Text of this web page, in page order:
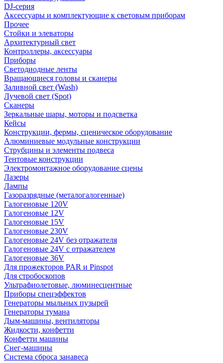
DJ-серия
Аксессуары и комплектующие к световым приборам
Прочее
Стойки и элеваторы
Архитектурный свет
Контроллеры, аксессуары
Приборы
Светодиодные ленты
Вращающиеся головы и сканеры
Заливной свет (Wash)
Лучевой свет (Spot)
Сканеры
Зеркальные шары, моторы и подсветка
Кейсы
Конструкции, фермы, сценическое оборудование
Алюминиевые модульные конструкции
Струбцины и элементы подвеса
Тентовые конструкции
Электромонтажное оборудование сцены
Лазеры
Лампы
Газоразрядные (металогалогенные)
Галогеновые 120V
Галогеновые 12V
Галогеновые 15V
Галогеновые 230V
Галогеновые 24V без отражателя
Галогеновые 24V с отражателем
Галогеновые 36V
Для прожекторов PAR и Pinspot
Для стробоскопов
Ультрафиолетовые, люминесцентные
Приборы спецэффектов
Генераторы мыльных пузырей
Генераторы тумана
Дым-машины, вентиляторы
Жидкости, конфетти
Конфетти машины
Снег-машины
Система сброса занавеса